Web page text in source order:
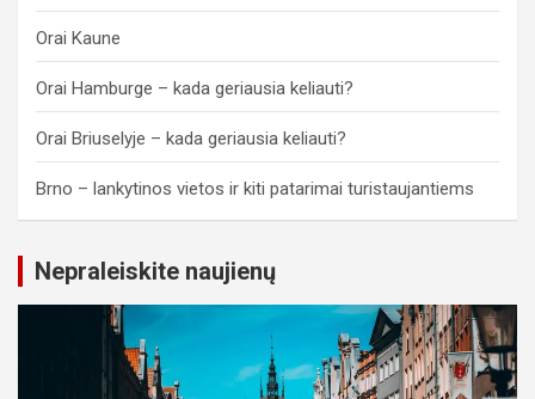
Orai Kaune
Orai Hamburge – kada geriausia keliauti?
Orai Briuselyje – kada geriausia keliauti?
Brno – lankytinos vietos ir kiti patarimai turistaujantiems
Nepraleiskite naujienų